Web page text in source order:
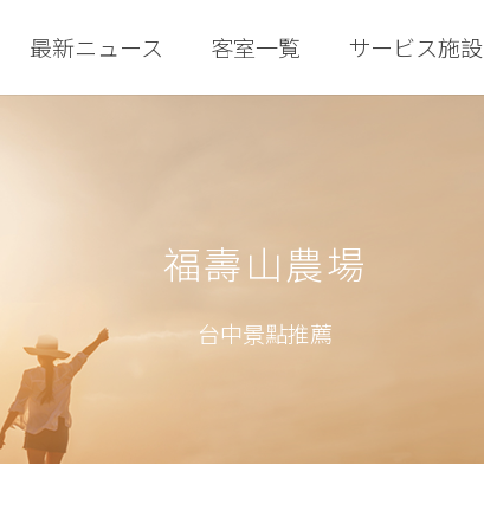
最新ニュース 客室一覧 サービス施設
福壽山農場
台中景點推薦